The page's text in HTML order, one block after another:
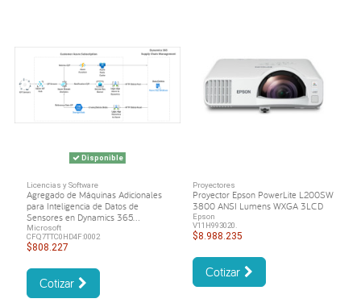
Disponible
Licencias y Software
Agregado de Máquinas Adicionales
para Inteligencia de Datos de
Sensores en Dynamics 365...
Microsoft
CFQ7TTC0HD4F:0002
$808.227
Cotizar
Proyectores
Proyector Epson PowerLite L200SW
3800 ANSI Lumens WXGA 3LCD
Epson
V11H993020.
$8.988.235
Cotizar